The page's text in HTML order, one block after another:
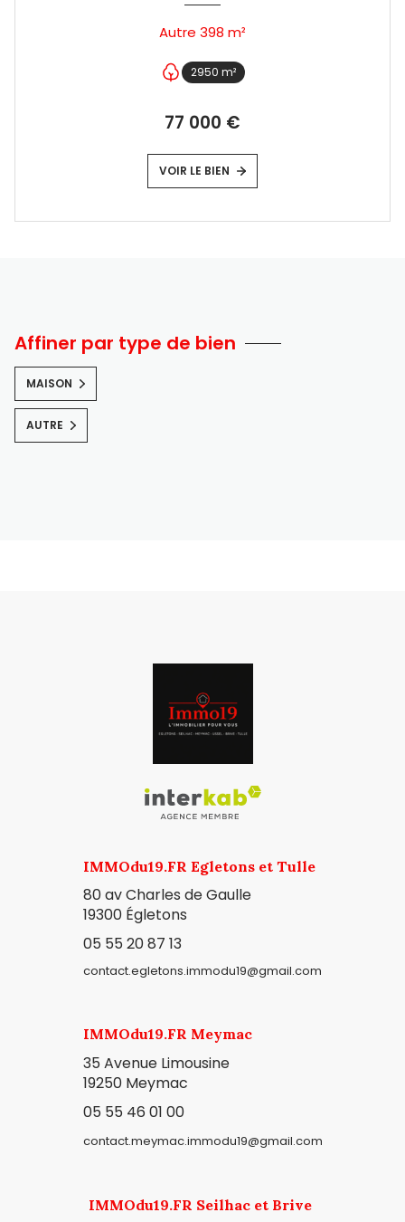
Autre 398 m²
2950 m²
77 000 €
VOIR LE BIEN
Affiner par type de bien
MAISON
AUTRE
IMMOdu19.FR Egletons et Tulle
80 av Charles de Gaulle
19300 Égletons
05 55 20 87 13
contact.egletons.immodu19@gmail.com
IMMOdu19.FR Meymac
35 Avenue Limousine
19250 Meymac
05 55 46 01 00
contact.meymac.immodu19@gmail.com
IMMOdu19.FR Seilhac et Brive